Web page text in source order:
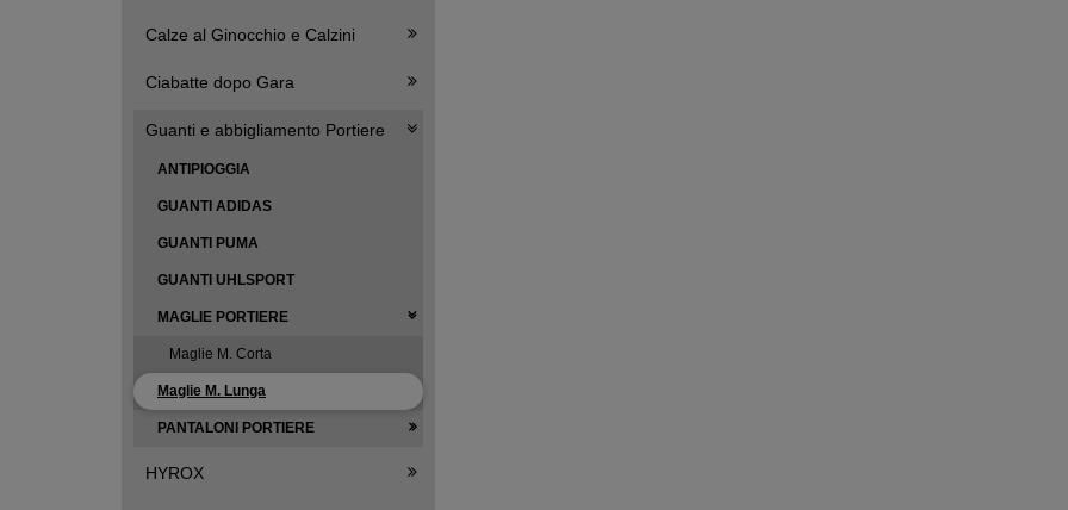
Calze al Ginocchio e Calzini
Ciabatte dopo Gara
Guanti e abbigliamento Portiere
ANTIPIOGGIA
GUANTI ADIDAS
GUANTI PUMA
GUANTI UHLSPORT
MAGLIE PORTIERE
Maglie M. Corta
Maglie M. Lunga
PANTALONI PORTIERE
HYROX